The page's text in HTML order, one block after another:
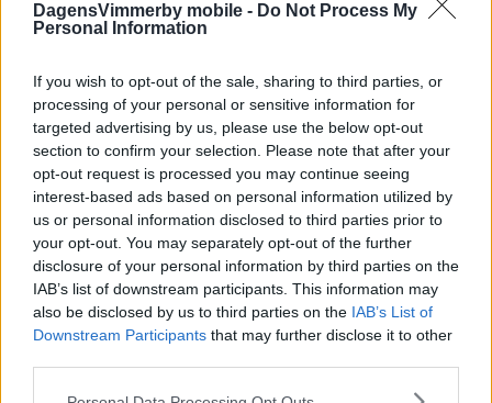
DagensVimmerby mobile - Do Not Process My
Personal Information
If you wish to opt-out of the sale, sharing to third parties, or
processing of your personal or sensitive information for
targeted advertising by us, please use the below opt-out
section to confirm your selection. Please note that after your
opt-out request is processed you may continue seeing
interest-based ads based on personal information utilized by
us or personal information disclosed to third parties prior to
your opt-out. You may separately opt-out of the further
disclosure of your personal information by third parties on the
IAB’s list of downstream participants. This information may
also be disclosed by us to third parties on the IAB’s List of
Downstream Participants that may further disclose it to other
Please note that this website/app uses one or more Google